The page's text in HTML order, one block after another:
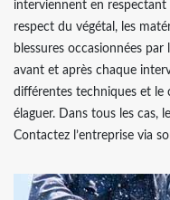
interviennent en respectant
respect du végétal, les
blessures occasionnées par
avant et après chaque
différentes techniques et le
élaguer. Dans tous les cas,
Contactez l’entreprise via